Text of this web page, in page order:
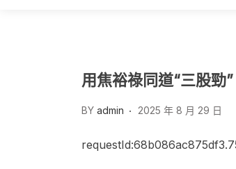
用焦裕祿同道“三股勁
BY admin 2025 年 8 月 29 日